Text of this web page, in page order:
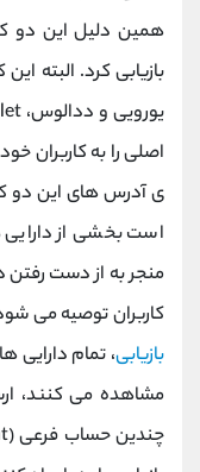
همین دلیل این دو
بازیابی کرد. البته
یورویی و ددالوس، Nami Wallet فقط قابلیت ایجاد یک
اصلی را به کاربران
ی آدرس های این دو
است بخشی از دارایی
منجر به از دست رفتن
کاربران توصیه می
بازیابی، تمام دارایی
مشاهده می کنند،